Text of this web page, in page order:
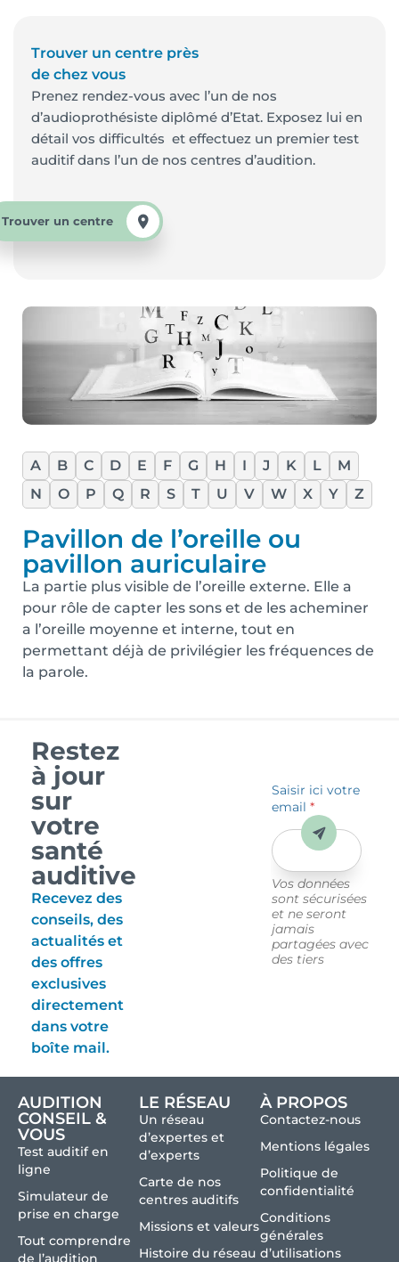
Trouver un centre près
de chez vous
Prenez rendez-vous avec l’un de nos
d’audioprothésiste diplômé d’Etat. Exposez lui en
détail vos difficultés et effectuez un premier test
auditif dans l’un de nos centres d’audition.
Trouver un centre
A B C D E F G H I J K L
M
N
O P Q R S T U V W X Y Z
Pavillon de l’oreille ou
pavillon auriculaire
La partie plus visible de l’oreille externe. Elle a
pour rôle de capter les sons et de les acheminer
a l’oreille moyenne et interne, tout en
permettant déjà de privilégier les fréquences de
la parole.
Restez
à jour
sur
votre
santé
auditive
Recevez des
conseils, des
actualités et
des offres
exclusives
directement
dans votre
boîte mail.
Saisir ici votre
email*
Vos données
sont sécurisées
et ne seront
jamais
partagées avec
des tiers
Envoyer
AUDITION
CONSEIL &
VOUS
Test auditif en
ligne
Simulateur de
prise en charge
Tout comprendre
LE RÉSEAU
Un réseau
d’expertes et
d’experts
Carte de nos
centres auditifs
Missions et valeurs
Histoire du réseau
À PROPOS
Contactez-nous
Mentions légales
Politique de
confidentialité
Conditions
générales
d’utilisations